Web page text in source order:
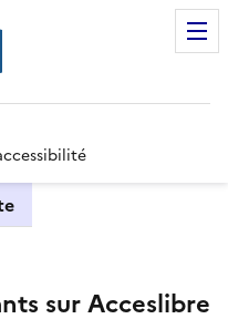
sur Acceslibre